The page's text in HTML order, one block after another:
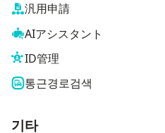
汎用申請
AIアシスタント
ID管理
통근경로검색
기타